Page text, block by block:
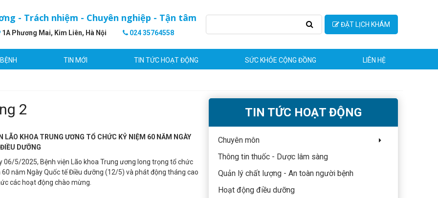
- Trách nhiệm - Chuyên nghiệp - Tận tâm
1A Phương Mai, Kim Liên, Hà Nội 024 35764558
ĐẶT LỊCH KHÁM
TIN MỚI TIN TỨC HOẠT ĐỘNG SỨC KHỎE CỘNG ĐỒNG LIÊN HỆ
2
LÃO KHOA TRUNG ƯƠNG TỔ CHỨC KỶ NIỆM 60 NĂM NGÀY
DƯỠNG
06/5/2025, Bệnh viện Lão khoa Trung ương long trọng tổ chức
60 năm Ngày Quốc tế Điều dưỡng (12/5) và phát động tháng cao
các hoạt động chào mừng.
TIN TỨC HOẠT ĐỘNG
Chuyên môn
Thông tin thuốc - Dược lâm sàng
Quản lý chất lượng - An toàn người bệnh
Hoạt động điều dưỡng